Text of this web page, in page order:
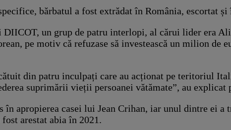
bărbatul a fost extrădat în România, escortat
un grup de patru interlopi, al cărui lider era
pe motiv că refuzase să investească un milion de
din patru inculpați care au acționat pe teritoriul
suprimării vieții persoanei vătămate”, au
în apropierea casei lui Jean Crihan, iar unul dintre ei
arestat abia în 2021.